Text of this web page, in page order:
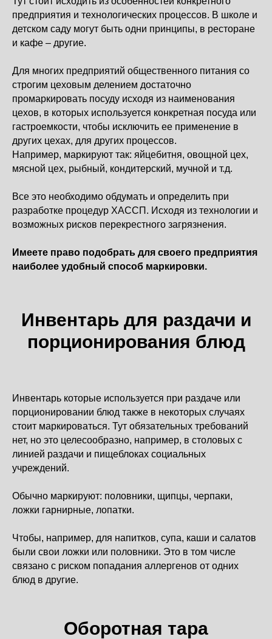
предприятия и технологических процессов. В школе и
детском саду могут быть одни принципы, в ресторане
и кафе – другие.
Для многих предприятий общественного питания со
строгим цеховым делением достаточно
промаркировать посуду исходя из наименования
цехов, в которых используется конкретная посуда или
гастроемкости, чтобы исключить ее применение в
других цехах, для других процессов.
Например, маркируют так: яйцебитня, овощной цех,
мясной цех, рыбный, кондитерский, мучной и т.д.
Все это необходимо обдумать и определить при
разработке процедур ХАССП. Исходя из технологии и
возможных рисков перекрестного загрязнения.
Имеете право подобрать для своего предприятия
наиболее удобный способ маркировки.
Инвентарь для раздачи и
порционирования блюд
Инвентарь которые используется при раздаче или
порционировании блюд также в некоторых случаях
стоит маркироваться. Тут обязательных требований
нет, но это целесообразно, например, в столовых с
линией раздачи и пищеблоках социальных
учреждений.
Обычно маркируют: половники, щипцы, черпаки,
ложки гарнирные, лопатки.
Чтобы, например, для напитков, супа, каши и салатов
были свои ложки или половники. Это в том числе
связано с риском попадания аллергенов от одних
блюд в другие.
Оборотная тара